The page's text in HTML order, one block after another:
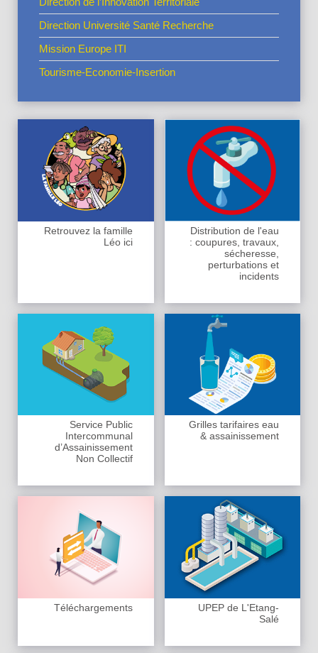
Direction Université Santé Recherche
Mission Europe ITI
Tourisme-Economie-Insertion
Retrouvez la famille
Léo ici
Distribution de l'eau
: coupures, travaux,
sécheresse,
perturbations et
incidents
Service Public
Intercommunal
d’Assainissement
Non Collectif
Grilles tarifaires eau
& assainissement
Téléchargements
UPEP de L'Etang-
Salé